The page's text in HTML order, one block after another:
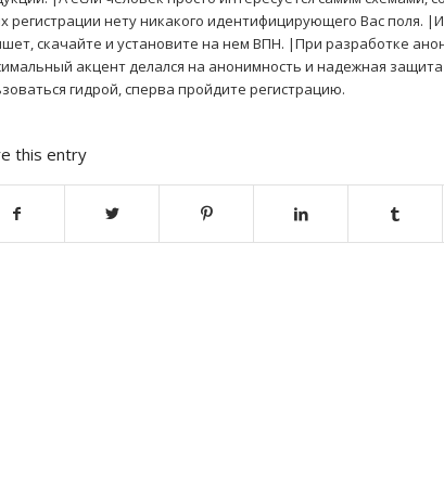
регистрации нету никакого идентифицирующего Вас поля.
скачайте и установите на нем ВПН. |При разработке
акцент делался на анонимность и надежная
гидрой, сперва пройдите регистрацию.
this entry